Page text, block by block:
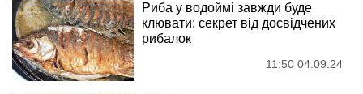
Риба у водоймі завжди буде
клювати: секрет від досвідчених
рибалок
11:50 04.09.24